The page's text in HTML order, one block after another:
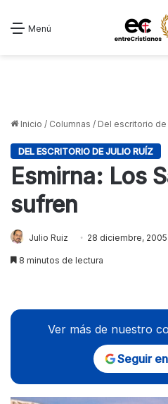
Menú
Inicio / Columnas / Del escritorio de
DEL ESCRITORIO DE JULIO RUÍZ
Esmirna: Los
sufren
Julio Ruiz 28 diciembre, 2005
8 minutos de lectura
Ver más de nuestro
Seguir